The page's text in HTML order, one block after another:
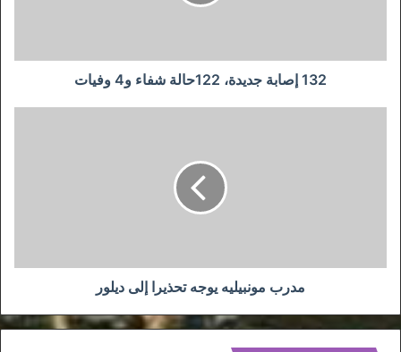
132 إصابة جديدة، 122حالة شفاء و4 وفيات
مدرب مونبيليه يوجه تحذيرا إلى ديلور